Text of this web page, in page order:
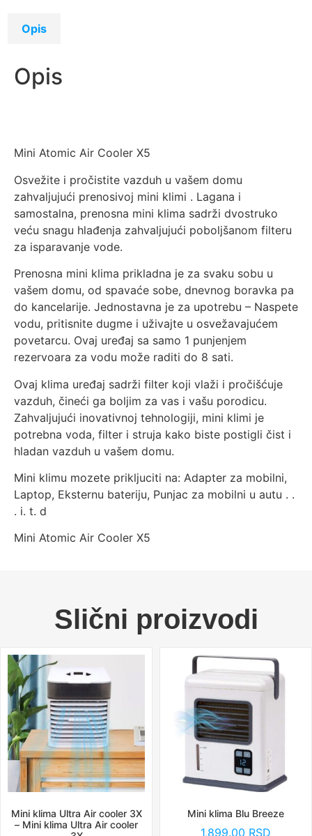
Opis
Opis
Mini Atomic Air Cooler X5
Osvežite i pročistite vazduh u vašem domu
zahvaljujući prenosivoj mini klimi . Lagana i
samostalna, prenosna mini klima sadrži dvostruko
veću snagu hlađenja zahvaljujući poboljšanom filteru
za isparavanje vode.
Prenosna mini klima prikladna je za svaku sobu u
vašem domu, od spavaće sobe, dnevnog boravka pa
do kancelarije. Jednostavna je za upotrebu – Naspete
vodu, pritisnite dugme i uživajte u osvežavajućem
povetarcu. Ovaj uređaj sa samo 1 punjenjem
rezervoara za vodu može raditi do 8 sati.
Ovaj klima uređaj sadrži filter koji vlaži i pročišćuje
vazduh, čineći ga boljim za vas i vašu porodicu.
Zahvaljujući inovativnoj tehnologiji, mini klimi je
potrebna voda, filter i struja kako biste postigli čist i
hladan vazduh u vašem domu.
Mini klimu mozete prikljuciti na: Adapter za mobilni,
Laptop, Eksternu bateriju, Punjac za mobilni u autu . .
. i. t. d
Mini Atomic Air Cooler X5
Slični proizvodi
Mini klima Ultra Air cooler 3X
– Mini klima Ultra Air cooler
Mini klima Blu Breeze
1,899.00 RSD